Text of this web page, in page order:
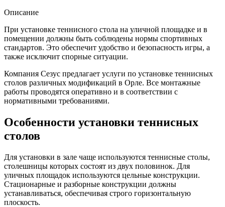
Описание
При установке теннисного стола на уличной площадке и в
помещении должны быть соблюдены нормы спортивных
стандартов. Это обеспечит удобство и безопасность игры, а
также исключит спорные ситуации.
Компания Сезус предлагает услуги по установке теннисных
столов различных модификаций в Орле. Все монтажные
работы проводятся оперативно и в соответствии с
нормативными требованиями.
Особенности установки теннисных
столов
Для установки в зале чаще используются теннисные столы,
столешницы которых состоят из двух половинок. Для
уличных площадок используются цельные конструкции.
Стационарные и разборные конструкции должны
устанавливаться, обеспечивая строго горизонтальную
плоскость.